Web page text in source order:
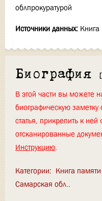
облпрокуратурой
Источники данных:
Биография [
В этой части вы можете
биографическую
статья, прикрепить к ней
отсканированные
Инструкцию.
Категории: Книга
Самарская обл.